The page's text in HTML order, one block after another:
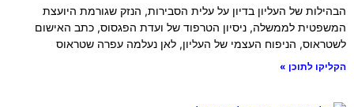
הבהילות של העליון בדיון על עלית הסבירות, הנזק שגורמת היועצת
המשפטית לממשלה, ניסיון הטרפוד של ועדת הפגסוס, כתב האישום
לשטראוס, הניפוח העצמי של העליון, לאן נעלמה עפרה שטראוס
הקליקו לתוכן »